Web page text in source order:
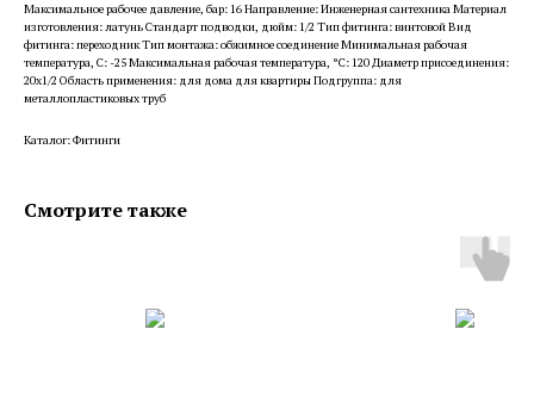
Максимальное рабочее давление, бар: 16 Направление: Инженерная сантехника Материал
изготовления: латунь Стандарт подводки, дюйм: 1/2 Тип фитинга: винтовой Вид
фитинга: переходник Тип монтажа: обжимное соединение Минимальная рабочая
температура, С: -25 Максимальная рабочая температура, °С: 120 Диаметр присоединения:
20x1/2 Область применения: для дома для квартиры Подгруппа: для
металлопластиковых труб
Каталог: Фитинги
Смотрите также